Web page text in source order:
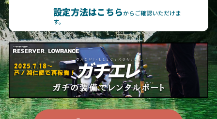
設定方法はこちらからご確認いただけま
す。